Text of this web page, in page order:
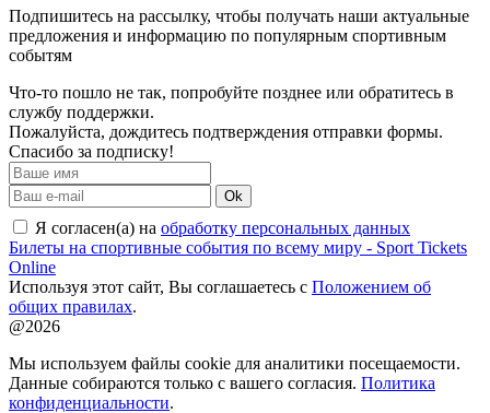
Подпишитесь на рассылку, чтобы получать наши актуальные
предложения и информацию по популярным спортивным
событям
Что-то пошло не так, попробуйте позднее или обратитесь в
службу поддержки.
Пожалуйста, дождитесь подтверждения отправки формы.
Спасибо за подписку!
Ok
Я согласен(а) на обработку персональных данных
Билеты на спортивные события по всему миру - Sport Tickets
Online
Используя этот сайт, Вы соглашаетесь с Положением об
общих правилах.
@2026
Мы используем файлы cookie для аналитики посещаемости.
Данные собираются только с вашего согласия. Политика
конфиденциальности.